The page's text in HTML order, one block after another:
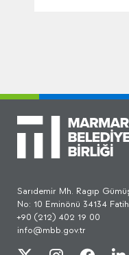
Sarıdemir Mh. Ragıp
No: 10 Eminönü 34134
+90 (212) 402 19 00
info@mbb.gov.tr